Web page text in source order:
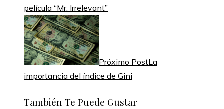
película “Mr. Irrelevant”
Próximo PostLa
importancia del índice de Gini
También Te Puede Gustar